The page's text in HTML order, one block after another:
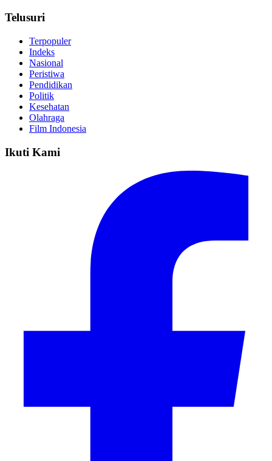
Telusuri
Terpopuler
Indeks
Nasional
Peristiwa
Pendidikan
Politik
Kesehatan
Olahraga
Film Indonesia
Ikuti Kami